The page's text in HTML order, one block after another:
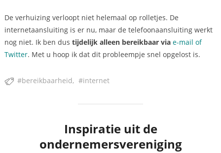
De verhuizing verloopt niet helemaal op rolletjes. De
internetaansluiting is er nu, maar de telefoonaansluiting werkt
nog niet. Ik ben dus tijdelijk alleen bereikbaar via e-mail of
Twitter. Met u hoop ik dat dit probleempje snel opgelost is.
bereikbaarheid internet
Inspiratie uit de
ondernemersvereniging